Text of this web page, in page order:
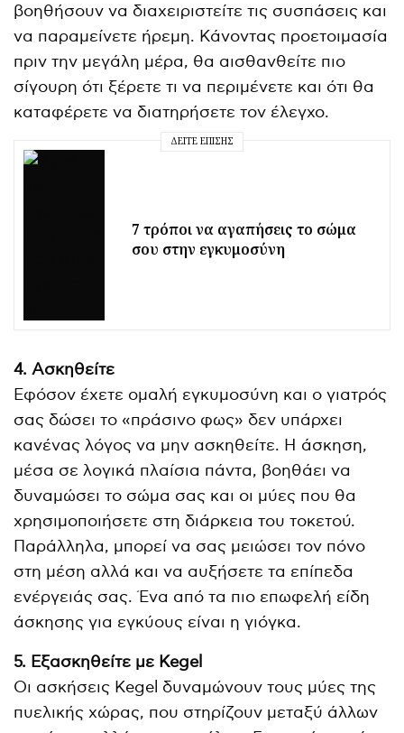
βοηθήσουν να διαχειριστείτε τις συσπάσεις και
να παραμείνετε ήρεμη. Κάνοντας προετοιμασία
πριν την μεγάλη μέρα, θα αισθανθείτε πιο
σίγουρη ότι ξέρετε τι να περιμένετε και ότι θα
καταφέρετε να διατηρήσετε τον έλεγχο.
ΔΕΊΤΕ ΕΠΊΣΗΣ
7 τρόποι να αγαπήσεις το σώμα
σου στην εγκυμοσύνη
4. Ασκηθείτε
Εφόσον έχετε ομαλή εγκυμοσύνη και ο γιατρός
σας δώσει το «πράσινο φως» δεν υπάρχει
κανένας λόγος να μην ασκηθείτε. Η άσκηση,
μέσα σε λογικά πλαίσια πάντα, βοηθάει να
δυναμώσει το σώμα σας και οι μύες που θα
χρησιμοποιήσετε στη διάρκεια του τοκετού.
Παράλληλα, μπορεί να σας μειώσει τον πόνο
στη μέση αλλά και να αυξήσετε τα επίπεδα
ενέργειάς σας. Ένα από τα πιο επωφελή είδη
άσκησης για εγκύους είναι η γιόγκα.
5. Εξασκηθείτε με Kegel
Οι ασκήσεις Kegel δυναμώνουν τους μύες της
πυελικής χώρας, που στηρίζουν μεταξύ άλλων